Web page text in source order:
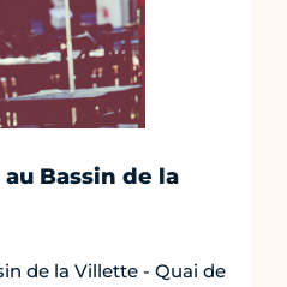
Bassin de la
de la Villette - Quai de